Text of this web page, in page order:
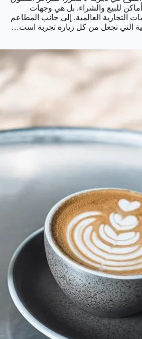
للبيع والشراء. بل هي وجهات
التجارية العالمية. إلى جانب المطاعم
التي تجعل من كل زيارة تجربة است…